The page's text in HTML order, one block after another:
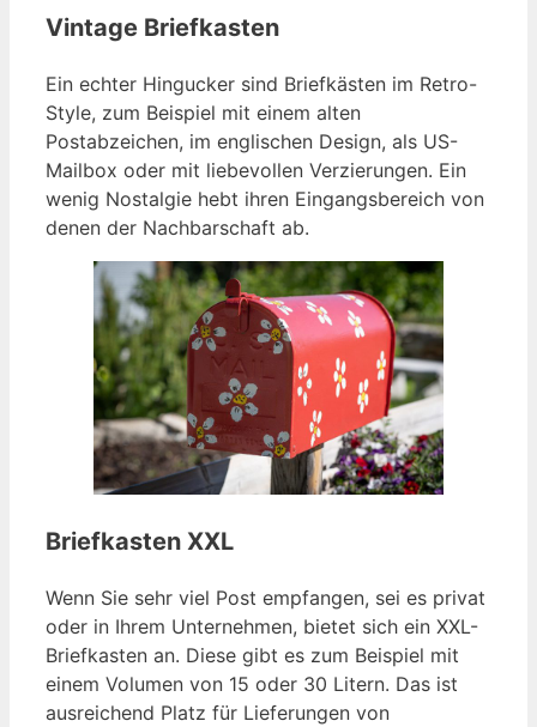
Vintage Briefkasten
Ein echter Hingucker sind Briefkästen im Retro-
Style, zum Beispiel mit einem alten
Postabzeichen, im englischen Design, als US-
Mailbox oder mit liebevollen Verzierungen. Ein
wenig Nostalgie hebt ihren Eingangsbereich von
denen der Nachbarschaft ab.
Briefkasten XXL
Wenn Sie sehr viel Post empfangen, sei es privat
oder in Ihrem Unternehmen, bietet sich ein XXL-
Briefkasten an. Diese gibt es zum Beispiel mit
einem Volumen von 15 oder 30 Litern. Das ist
ausreichend Platz für Lieferungen von